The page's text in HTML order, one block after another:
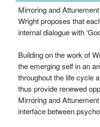
Mirroring and
Wright proposes that
internal dialogue with
Building on the work of
the emerging self in an
throughout the life cycle
thus provide renewed
Mirroring and
interface between